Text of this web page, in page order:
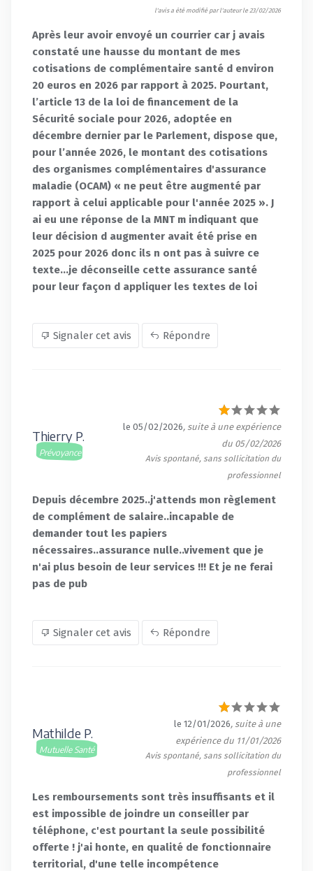
l'avis a été modifié par l'auteur le 23/02/2026
Après leur avoir envoyé un courrier car j avais
constaté une hausse du montant de mes
cotisations de complémentaire santé d environ
20 euros en 2026 par rapport à 2025. Pourtant,
l’article 13 de la loi de financement de la
Sécurité sociale pour 2026, adoptée en
décembre dernier par le Parlement, dispose que,
pour l’année 2026, le montant des cotisations
des organismes complémentaires d'assurance
maladie (OCAM) « ne peut être augmenté par
rapport à celui applicable pour l'année 2025 ». J
ai eu une réponse de la MNT m indiquant que
leur décision d augmenter avait été prise en
2025 pour 2026 donc ils n ont pas à suivre ce
texte...je déconseille cette assurance santé
pour leur façon d appliquer les textes de loi
Signaler cet avis Répondre
Thierry P.
Prévoyance
le 05/02/2026, suite à une expérience
du 05/02/2026
Avis spontané, sans sollicitation du
professionnel
Depuis décembre 2025..j'attends mon règlement
de complément de salaire..incapable de
demander tout les papiers
nécessaires..assurance nulle..vivement que je
n'ai plus besoin de leur services !!! Et je ne ferai
pas de pub
Signaler cet avis Répondre
Mathilde P.
Mutuelle Santé
le 12/01/2026, suite à une
expérience du 11/01/2026
Avis spontané, sans sollicitation du
professionnel
Les remboursements sont très insuffisants et il
est impossible de joindre un conseiller par
téléphone, c'est pourtant la seule possibilité
offerte ! j'ai honte, en qualité de fonctionnaire
territorial, d'une telle incompétence